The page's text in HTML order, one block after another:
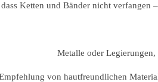
Ketten und Bänder nicht
Metalle oder
von hautfreundlichen